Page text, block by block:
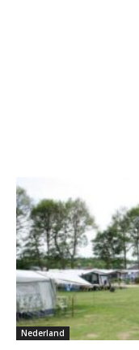
Nederland